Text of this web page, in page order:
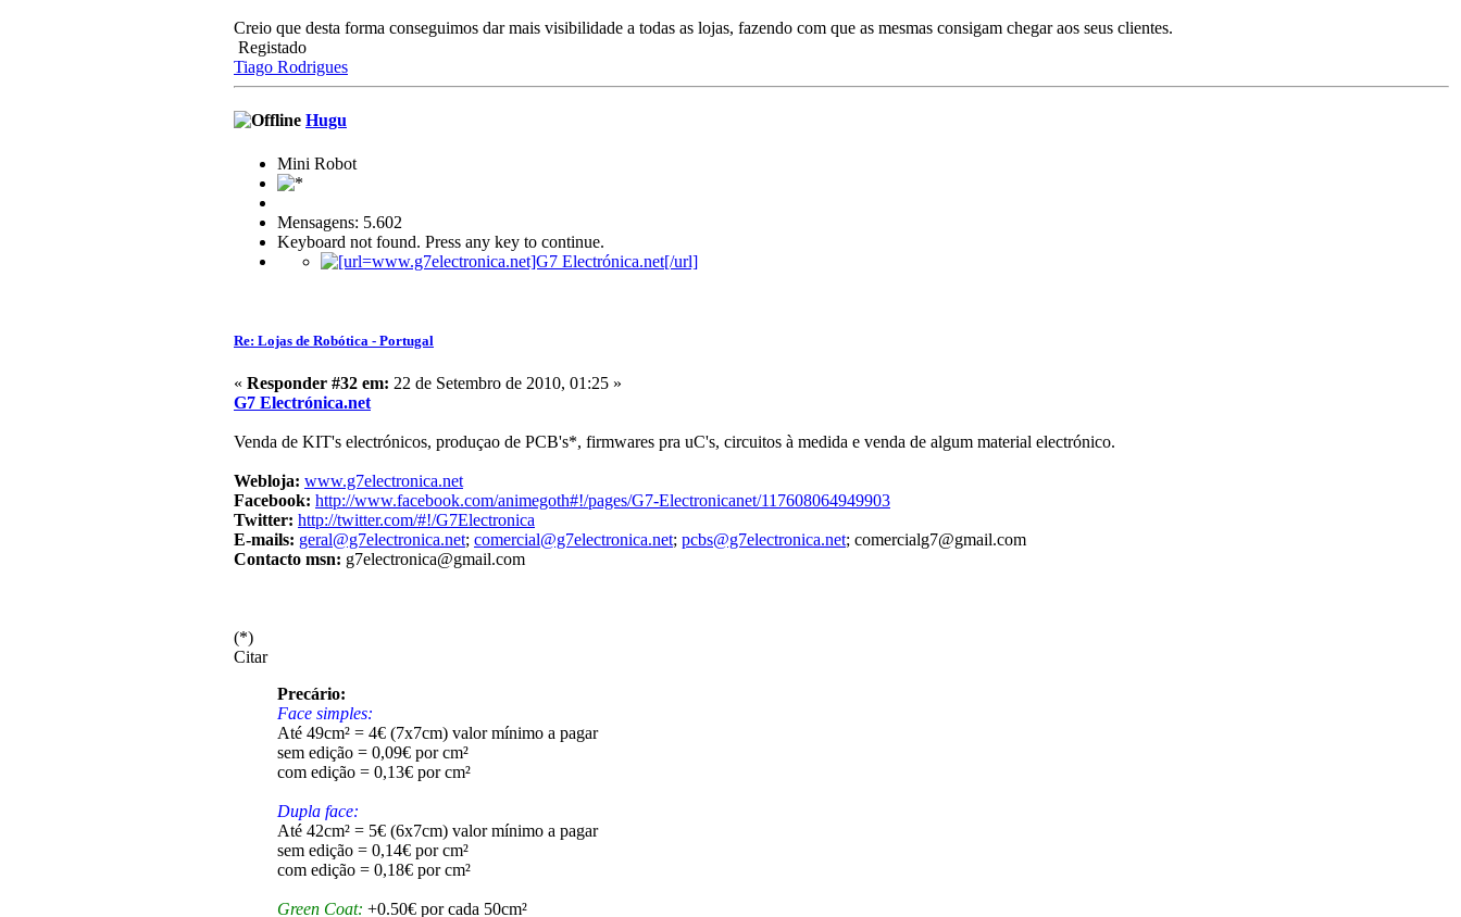
Creio que desta forma conseguimos dar mais visibilidade a todas as lojas, fazendo com que as mesmas consigam chegar aos seus clientes.
Registado
Tiago Rodrigues
Hugu
Mini Robot
Mensagens: 5.602
Keyboard not found. Press any key to continue.
Re: Lojas de Robótica - Portugal
« Responder #32 em: 22 de Setembro de 2010, 01:25 »
G7 Electrónica.net
Venda de KIT's electrónicos, produçao de PCB's*, firmwares pra uC's, circuitos à medida e venda de algum material electrónico.
Webloja: www.g7electronica.net
Facebook: http://www.facebook.com/animegoth#!/pages/G7-Electronicanet/117608064949903
Twitter: http://twitter.com/#!/G7Electronica
E-mails: geral@g7electronica.net; comercial@g7electronica.net; pcbs@g7electronica.net; comercialg7@gmail.com
Contacto msn: g7electronica@gmail.com
(*)
Citar
Precário:
Face simples:
Até 49cm² = 4€ (7x7cm) valor mínimo a pagar
sem edição = 0,09€ por cm²
com edição = 0,13€ por cm²
Dupla face:
Até 42cm² = 5€ (6x7cm) valor mínimo a pagar
sem edição = 0,14€ por cm²
com edição = 0,18€ por cm²
Green Coat: +0.50€ por cada 50cm²